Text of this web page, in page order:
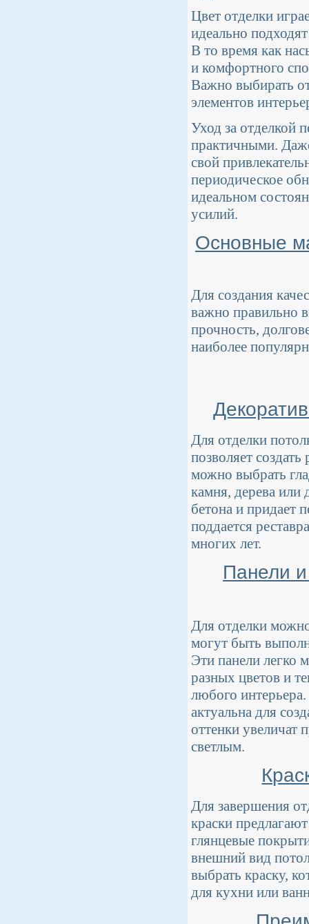
Цвет отделки
идеально
В то время как
и комфортного
Важно выбирать
элементов
Уход за отделкой
практичными.
свой
периодическое
идеальном
усилий.
Основные
Для создания
важно правильно
прочность,
наиболее
Для отделки
позволяет
можно выбрать
камня, дерева или
бетона и придает
поддается
многих лет.
Панели
Для отделки
могут быть
Эти панели легко
разных цветов и
любого
актуальна для
оттенки увеличат
светлым.
Для завершения
краски
глянцевые
внешний вид
выбрать краску,
для кухни или